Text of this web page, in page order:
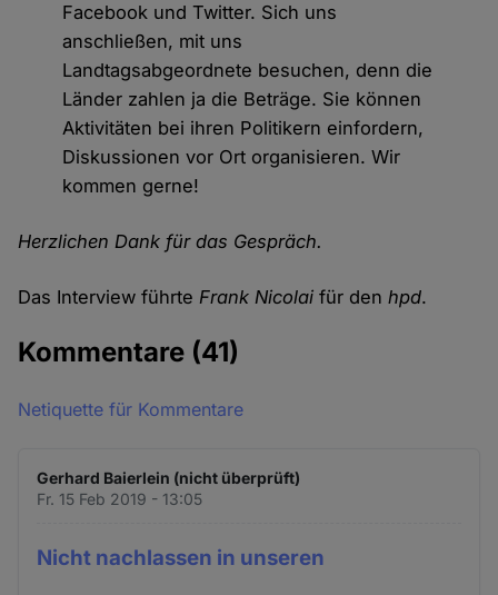
Facebook und Twitter. Sich uns
anschließen, mit uns
Landtagsabgeordnete besuchen, denn die
Länder zahlen ja die Beträge. Sie können
Aktivitäten bei ihren Politikern einfordern,
Diskussionen vor Ort organisieren. Wir
kommen gerne!
Herzlichen Dank für das Gespräch.
Das Interview führteFrank Nicolai für denhpd.
Kommentare (41)
Netiquette für Kommentare
Gerhard Baierlein (nicht überprüft)
Fr. 15 Feb 2019 - 13:05
Nicht nachlassen in unseren